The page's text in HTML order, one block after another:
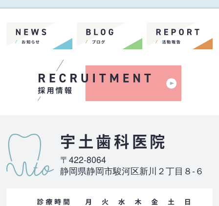
宇土歯科医院
〒422-8064
静岡県静岡市駿河区新川２丁目８-６